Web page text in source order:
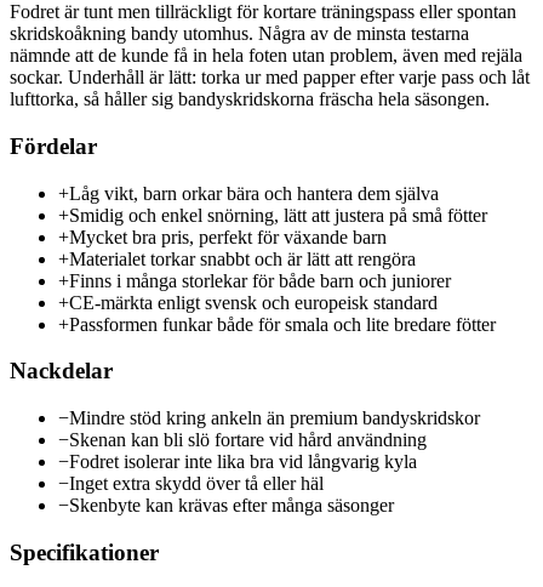
Fodret är tunt men tillräckligt för kortare träningspass eller spontan
skridskoåkning bandy utomhus. Några av de minsta testarna
nämnde att de kunde få in hela foten utan problem, även med rejäla
sockar. Underhåll är lätt: torka ur med papper efter varje pass och låt
lufttorka, så håller sig bandyskridskorna fräscha hela säsongen.
Fördelar
+Låg vikt, barn orkar bära och hantera dem själva
+Smidig och enkel snörning, lätt att justera på små fötter
+Mycket bra pris, perfekt för växande barn
+Materialet torkar snabbt och är lätt att rengöra
+Finns i många storlekar för både barn och juniorer
+CE-märkta enligt svensk och europeisk standard
+Passformen funkar både för smala och lite bredare fötter
Nackdelar
−Mindre stöd kring ankeln än premium bandyskridskor
−Skenan kan bli slö fortare vid hård användning
−Fodret isolerar inte lika bra vid långvarig kyla
−Inget extra skydd över tå eller häl
−Skenbyte kan krävas efter många säsonger
Specifikationer